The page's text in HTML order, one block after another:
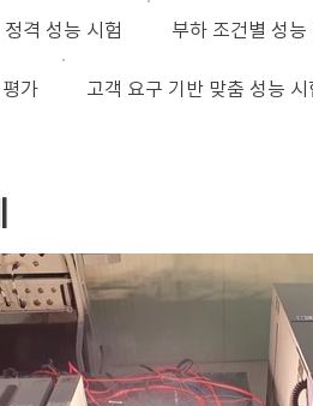
정격 성능 시험 부하 조건별 성능
가 고객 요구 기반 맞춤 성능 시